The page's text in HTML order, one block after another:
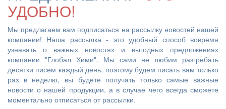
УДОБНО!
Мы предлагаем вам подписаться на рассылку новостей нашей
компании! Наша рассылка - это удобный способ вовремя
узнавать о важных новостях и выгодных предложениях
компании "Глобал Хими". Мы сами не любим разгребать
десятки писем каждый день, поэтому будем писать вам только
раз в неделю, вы будете получать только самые важные
новости о нашей продукции, а в случае чего всегда сможете
моментально отписаться от рассылки.